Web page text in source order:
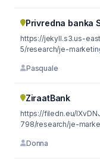
Privredna banka
https://jekyll.s3.us-
5/research/je-
Pasquale
ZiraatBank
https://filedn.eu/
798/research/je-
Donna